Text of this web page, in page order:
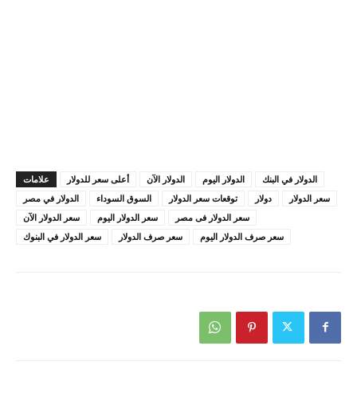
علامات أعلى سعر للدولار الدولار الآن الدولار اليوم
الدولار في البنك
الدولار في مصر
السوق السوداء توقعات سعر الدولار دولار
سعر الدولار
سعر الدولار الآن
سعر الدولار اليوم
سعر الدولار فى مصر
سعر الدولار في البنوك
سعر صرف الدولار سعر صرف الدولار اليوم